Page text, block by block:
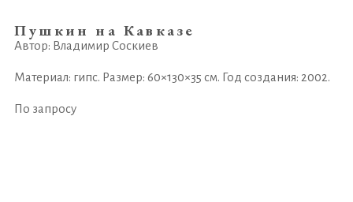
Пушкин на Кавказе
Автор: Владимир Соскиев
Материал: гипс. Размер: 60×130×35 см. Год создания: 2002.
По запросу